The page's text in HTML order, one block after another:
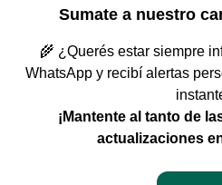
Sumate a nuestro
🌾 ¿Querés estar siempre
WhatsApp y recibí alertas
¡Mantente al tanto de
actualizaciones